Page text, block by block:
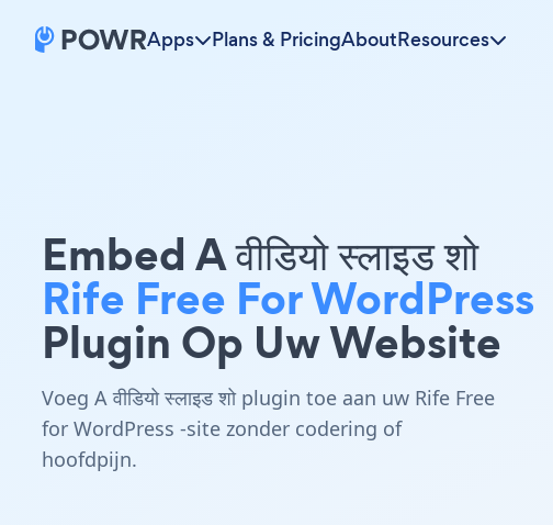
Apps Plans & PricingAboutResources
Embed A वीडियो स्लाइड शो
Rife Free For WordPress
Plugin Op Uw Website
Voeg A वीडियो स्लाइड शो plugin toe aan uw Rife Free
for WordPress -site zonder codering of
hoofdpijn.